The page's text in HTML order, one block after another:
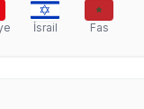
İsrail Fas